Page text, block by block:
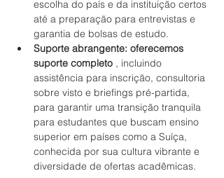
escolha do país e da instituição certos
até a preparação para entrevistas e
garantia de bolsas de estudo.
Suporte abrangente: oferecemos
suporte completo , incluindo
assistência para inscrição, consultoria
sobre visto e briefings pré-partida,
para garantir uma transição tranquila
para estudantes que buscam ensino
superior em países como a Suíça,
conhecida por sua cultura vibrante e
diversidade de ofertas acadêmicas.